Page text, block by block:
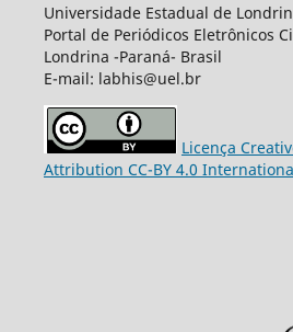
Universidade Estadual de
Portal de Periódicos Eletrônicos
Londrina -Paraná- Brasil
E-mail: labhis@uel.br
Licença
Attribution CC-BY 4.0